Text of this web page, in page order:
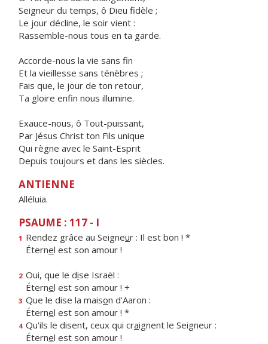
Seigneur du temps, ô Dieu fidèle ;
Le jour décline, le soir vient :
Rassemble-nous tous en ta garde.
Accorde-nous la vie sans fin
Et la vieillesse sans ténèbres ;
Fais que, le jour de ton retour,
Ta gloire enfin nous illumine.
Exauce-nous, ô Tout-puissant,
Par Jésus Christ ton Fils unique
Qui règne avec le Saint-Esprit
Depuis toujours et dans les siècles.
ANTIENNE
Alléluia.
PSAUME : 117 - I
1 Rendez grâce au Seigneur : Il est bon ! *
Éternel est son amour !
2 Oui, que le dise Israël :
Éternel est son amour ! +
3 Que le dise la maison d'Aaron :
Éternel est son amour ! *
4 Qu'ils le disent, ceux qui craignent le Seigneur :
Éternel est son amour !